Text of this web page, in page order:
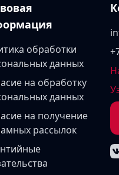
обработки
данных
на обработку
данных
на получение
рассылок